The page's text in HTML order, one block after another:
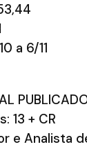
a 6/11
13 + CR
e Analista